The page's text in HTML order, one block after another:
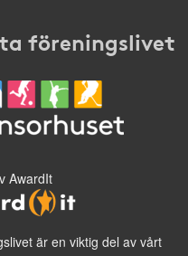
föreningslivet
AwardIt
är en viktig del av vårt